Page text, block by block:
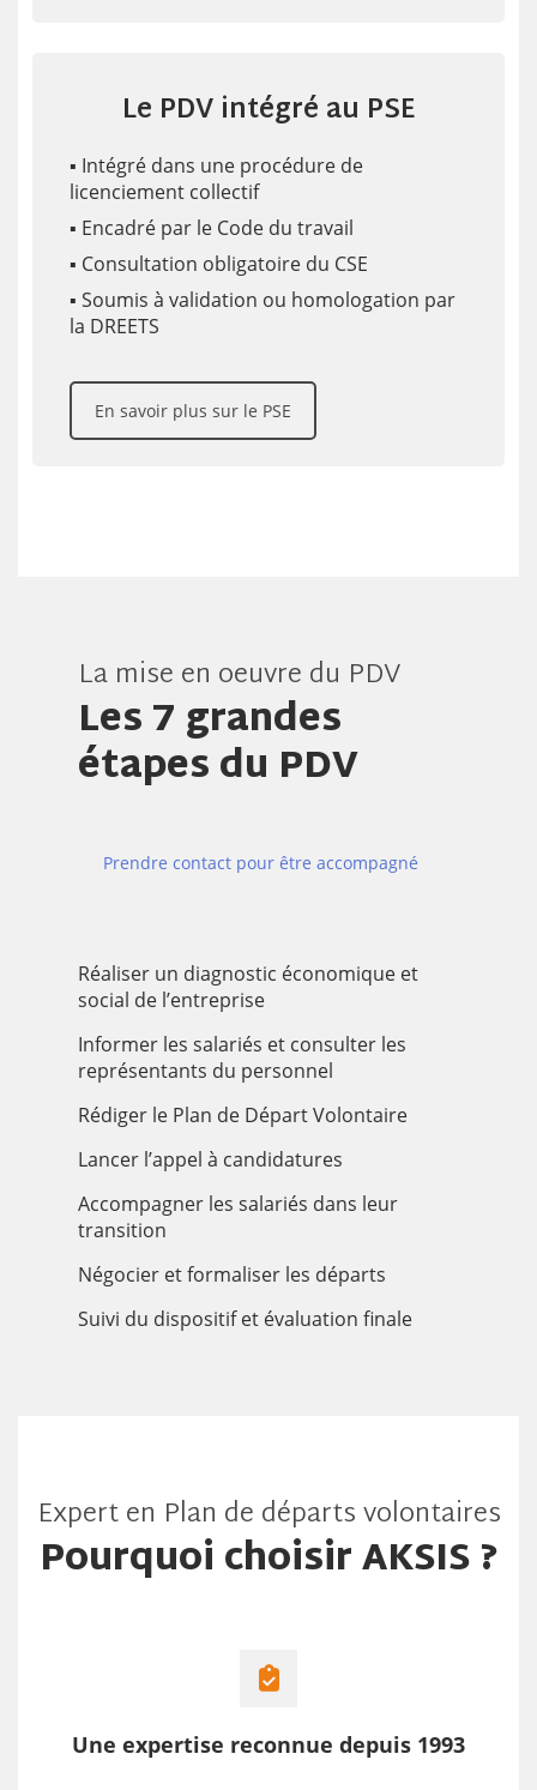
Le PDV intégré au PSE
▪️ Intégré dans une procédure de
licenciement collectif
▪️ Encadré par le Code du travail
▪️ Consultation obligatoire du CSE
▪️ Soumis à validation ou homologation par
la DREETS
En savoir plus sur le PSE
La mise en oeuvre du PDV
Les 7 grandes
étapes du PDV
Prendre contact pour être accompagné
Réaliser un diagnostic économique et
social de l’entreprise
Informer les salariés et consulter les
représentants du personnel
Rédiger le Plan de Départ Volontaire
Lancer l’appel à candidatures
Accompagner les salariés dans leur
transition
Négocier et formaliser les départs
Suivi du dispositif et évaluation finale
Expert en Plan de départs volontaires
Pourquoi choisir AKSIS ?
Une expertise reconnue depuis 1993